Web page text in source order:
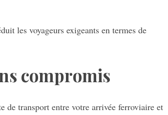
les voyageurs exigeants en termes de
compromis
de transport entre votre arrivée ferroviaire et